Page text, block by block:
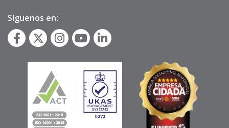
Síguenos en: